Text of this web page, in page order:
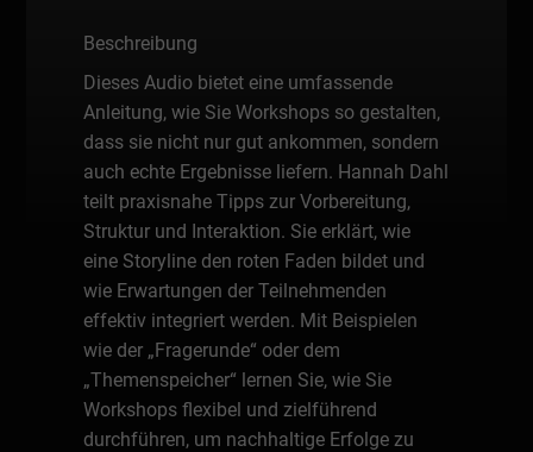
Beschreibung
Dieses Audio bietet eine umfassende
Anleitung, wie Sie Workshops so gestalten,
dass sie nicht nur gut ankommen, sondern
auch echte Ergebnisse liefern. Hannah Dahl
teilt praxisnahe Tipps zur Vorbereitung,
Struktur und Interaktion. Sie erklärt, wie
eine Storyline den roten Faden bildet und
wie Erwartungen der Teilnehmenden
effektiv integriert werden. Mit Beispielen
wie der „Fragerunde“ oder dem
„Themenspeicher“ lernen Sie, wie Sie
Workshops flexibel und zielführend
durchführen, um nachhaltige Erfolge zu